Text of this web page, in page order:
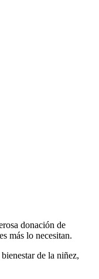
donación de
más lo necesitan.
de la niñez,